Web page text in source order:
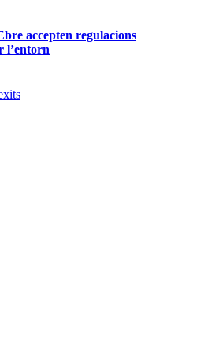
accepten regulacions
l’entorn